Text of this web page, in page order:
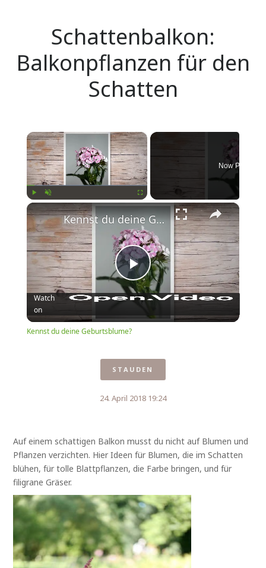
Schattenbalkon:
Balkonpflanzen für den
Schatten
×
Fullscreen
Now Playing
×
Play
Video
Kennst du deine Geburtsblume?
Watch
on
Kennst du deine Geburtsblume?
STAUDEN
24. April 2018 19:24
Auf einem schattigen Balkon musst du nicht auf Blumen und
Pflanzen verzichten. Hier Ideen für Blumen, die im Schatten
blühen, für tolle Blattpflanzen, die Farbe bringen, und für
filigrane Gräser.